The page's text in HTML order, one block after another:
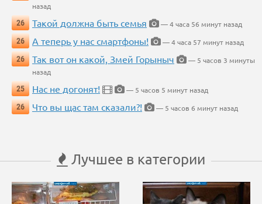
назад
26
Такой должна быть семья
— 4 часа 56 минут назад
26
А теперь у нас смартфоны!
— 4 часа 57 минут назад
26
Так вот он какой, Змей Горыныч
— 5 часов 3 минуты
назад
25
Нас не догонят!
— 5 часов 5 минут назад
26
Что вы щас там сказали?! — 5 часов 6 минут назад
Лучшее в категории